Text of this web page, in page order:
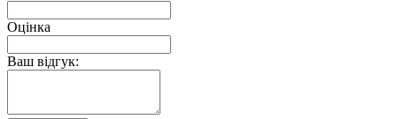
Оцінка
Ваш відгук: